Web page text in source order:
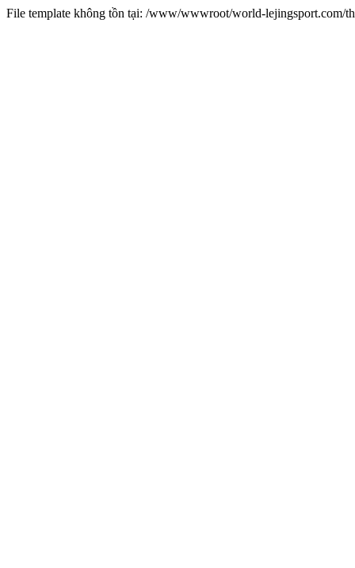
File template không tồn tại: /www/wwwroot/world-lejingsport.com/